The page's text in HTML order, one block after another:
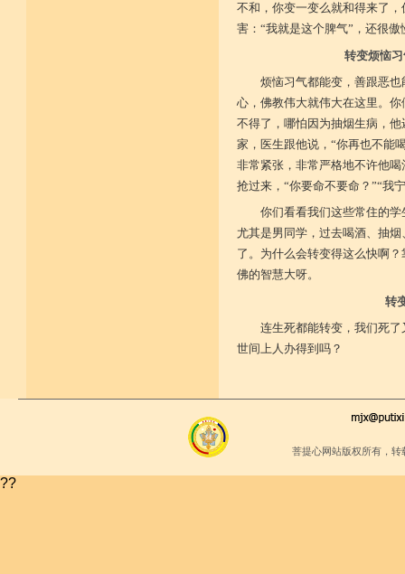
不和，你变一变么就和得来了
害：“我就是这个脾气”，还很
转变烦恼
烦恼习气都能变，善跟恶
心，佛教伟大就伟大在这里。
不得了，哪怕因为抽烟生病，
家，医生跟他说，“你再也不能
非常紧张，非常严格地不许他
抢过来，“你要命不要命？”“我
你们看看我们这些常住的
尤其是男同学，过去喝酒、抽
了。为什么会转变得这么快啊
佛的智慧大呀。
转
连生死都能转变，我们死
世间上人办得到吗？
菩提心网站版权所有，
??